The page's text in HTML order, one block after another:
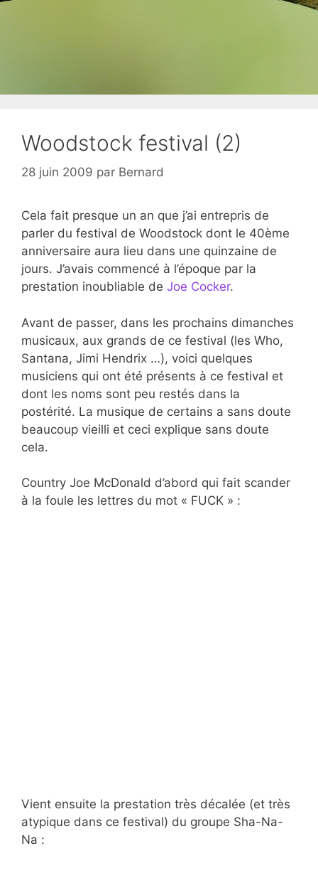
Woodstock festival (2)
28 juin 2009 par Bernard
Cela fait presque un an que j’ai entrepris de
parler du festival de Woodstock dont le 40ème
anniversaire aura lieu dans une quinzaine de
jours. J’avais commencé à l’époque par la
prestation inoubliable de Joe Cocker.
Avant de passer, dans les prochains dimanches
musicaux, aux grands de ce festival (les Who,
Santana, Jimi Hendrix …), voici quelques
musiciens qui ont été présents à ce festival et
dont les noms sont peu restés dans la
postérité. La musique de certains a sans doute
beaucoup vieilli et ceci explique sans doute
cela.
Country Joe McDonald d’abord qui fait scander
à la foule les lettres du mot « FUCK » :
Vient ensuite la prestation très décalée (et très
atypique dans ce festival) du groupe Sha-Na-
Na :